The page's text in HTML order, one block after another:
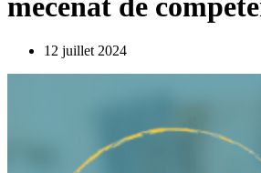
12 juillet 2024